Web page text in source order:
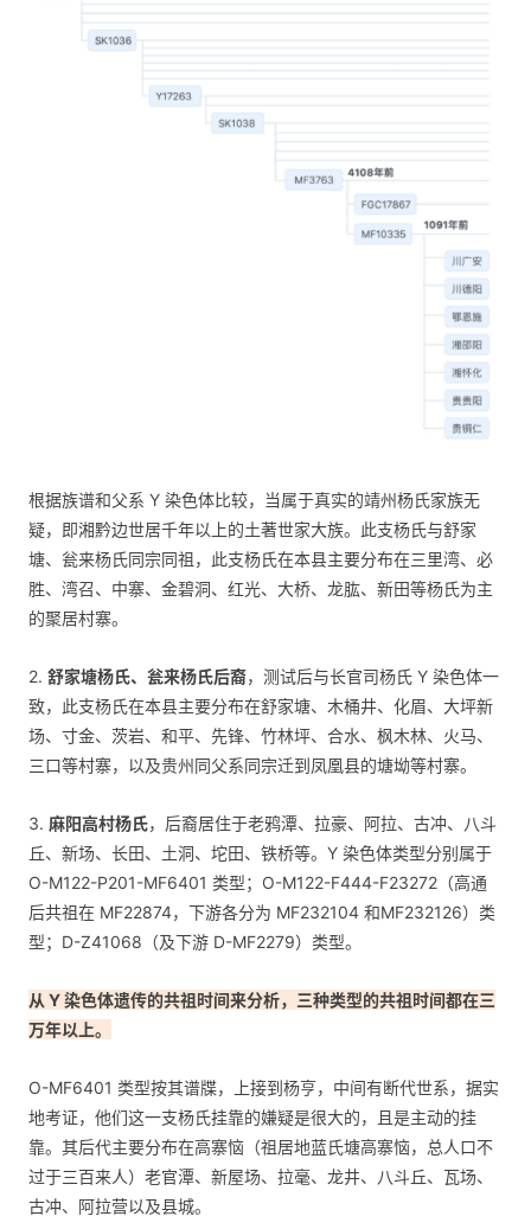
根据族谱和父系 Y 染色体比较，当属于真实的靖州杨氏家族无
疑，即湘黔边世居千年以上的土著世家大族。此支杨氏与舒家
塘、瓮来杨氏同宗同祖，此支杨氏在本县主要分布在三里湾、必
胜、湾召、中寨、金碧洞、红光、大桥、龙肱、新田等杨氏为主
的聚居村寨。
2. 舒家塘杨氏、瓮来杨氏后裔，测试后与长官司杨氏 Y 染色体一
致，此支杨氏在本县主要分布在舒家塘、木桶井、化眉、大坪新
场、寸金、茨岩、和平、先锋、竹林坪、合水、枫木林、火马、
三口等村寨，以及贵州同父系同宗迁到凤凰县的塘坳等村寨。
3. 麻阳高村杨氏，后裔居住于老鸦潭、拉豪、阿拉、古冲、八斗
丘、新场、长田、土洞、坨田、铁桥等。Y 染色体类型分别属于
O-M122-P201-MF6401 类型；O-M122-F444-F23272（高通
后共祖在 MF22874，下游各分为 MF232104 和MF232126）类
型；D-Z41068（及下游 D-MF2279）类型。
从 Y 染色体遗传的共祖时间来分析，三种类型的共祖时间都在三
万年以上。
O-MF6401 类型按其谱牒，上接到杨亨，中间有断代世系，据实
地考证，他们这一支杨氏挂靠的嫌疑是很大的，且是主动的挂
靠。其后代主要分布在高寨恼（祖居地蓝氏塘高寨恼，总人口不
过于三百来人）老官潭、新屋场、拉毫、龙井、八斗丘、瓦场、
古冲、阿拉营以及县城。